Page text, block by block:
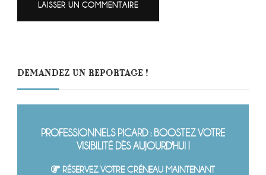
DEMANDEZ UN REPORTAGE !
PROFESSIONNELS PICARD : BOOSTEZ VOTRE
VISIBILITÉ DÈS AUJOURD'HUI !
RÉSERVEZ VOTRE CRÉNEAU MAINTENANT